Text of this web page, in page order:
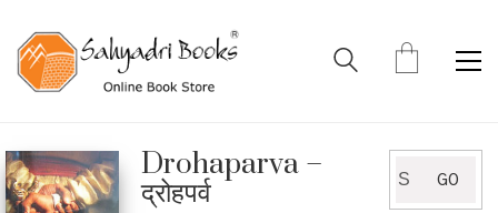
Drohaparva –
द्रोहपर्व
for:
GO